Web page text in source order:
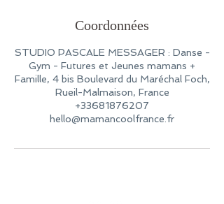
Coordonnées
STUDIO PASCALE MESSAGER : Danse -
Gym - Futures et Jeunes mamans +
Famille, 4 bis Boulevard du Maréchal Foch,
Rueil-Malmaison, France
+33681876207
hello@mamancoolfrance.fr